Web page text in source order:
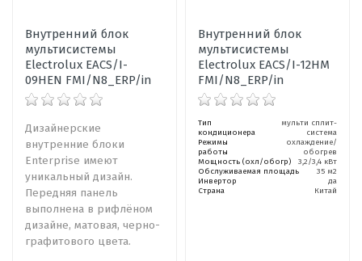
Внутренний блок
мультисистемы
Electrolux EACS/I-
09HEN FMI/N8_ERP/in
Дизайнерские
внутренние блоки
Enterprise имеют
уникальный дизайн.
Передняя панель
выполнена в рифлёном
дизайне, матовая, черно-
графитового цвета.
Внутренний блок
мультисистемы
Electrolux EACS/I-12HM
FMI/N8_ERP/in
Тип
кондиционера
мульти сплит-
система
Режимы
работы
охлаждение/
обогрев
Мощность (охл/обогр)
3,2/3,4 кВт
Обслуживаемая площадь
35 м2
Инвертор
да
Страна
Китай